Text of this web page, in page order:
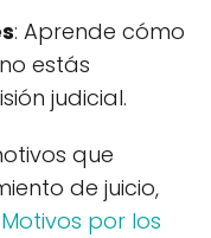
: Aprende cómo
estás
judicial.
que
de juicio,
Motivos por los